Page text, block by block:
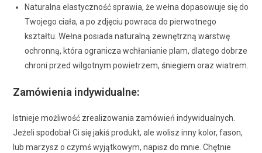
Naturalna elastyczność sprawia, że wełna dopasowuje się do
Twojego ciała, a po zdjęciu powraca do pierwotnego
kształtu. Wełna posiada naturalną zewnętrzną warstwę
ochronną, która ogranicza wchłanianie plam, dlatego dobrze
chroni przed wilgotnym powietrzem, śniegiem oraz wiatrem.
Zamówienia indywidualne:
Istnieje możliwość zrealizowania zamówień indywidualnych.
Jeżeli spodobał Ci się jakiś produkt, ale wolisz inny kolor, fason,
lub marzysz o czymś wyjątkowym, napisz do mnie. Chętnie